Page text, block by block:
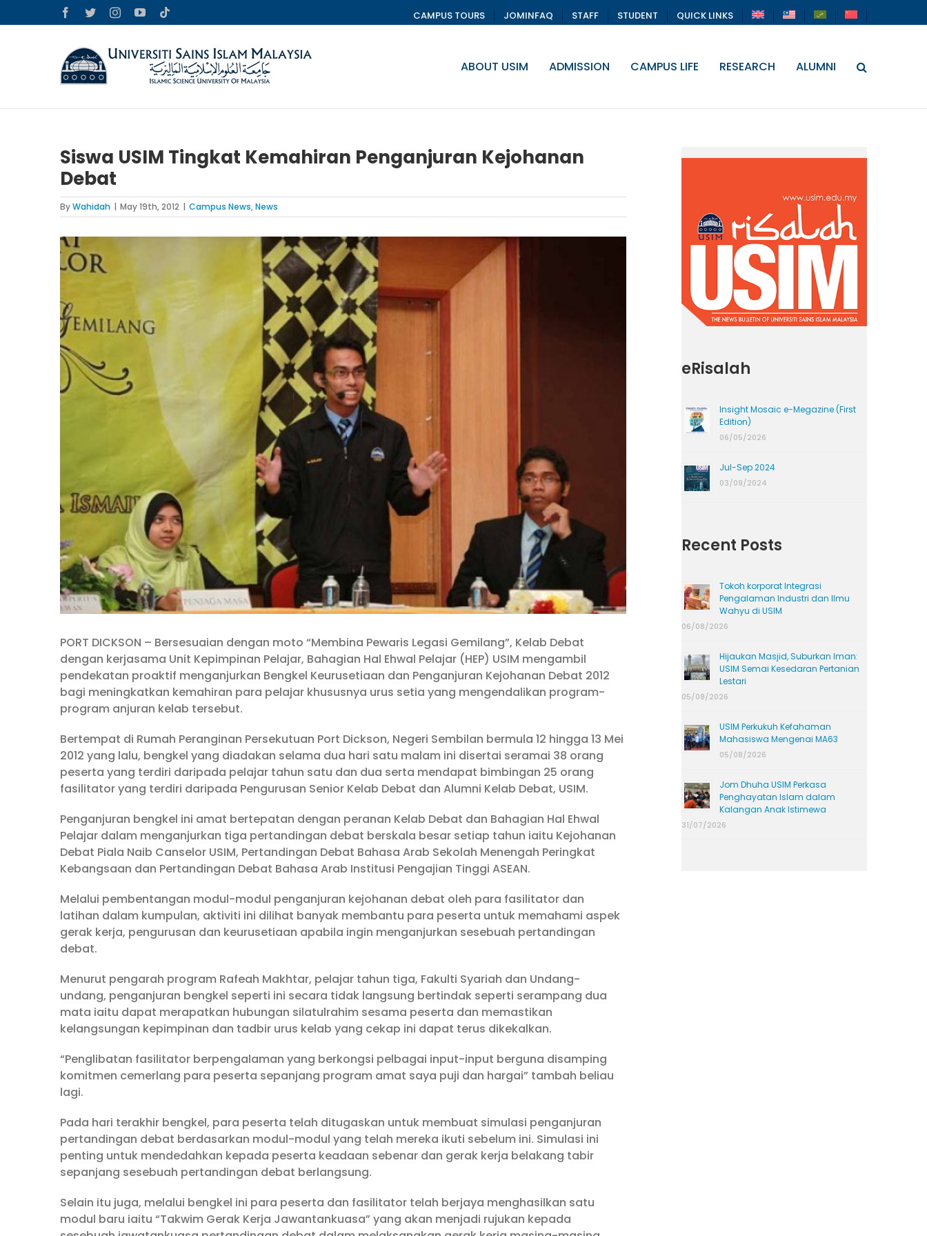
to
Facebook
TwitterInstagramYouTube CAMPUS TOURS JOMINFAQ STAFF STUDENT QUICK LINKS
ABOUT USIM ADMISSION CAMPUS LIFE RESEARCH ALUMNI
Siswa USIM Tingkat Kemahiran Penganjuran Kejohanan
Debat
ByWahidah | May 19th, 2012 | Campus News,News
View
Larger
Image
PORT DICKSON – Bersesuaian dengan moto “Membina Pewaris Legasi Gemilang”, Kelab Debat
dengan kerjasama Unit Kepimpinan Pelajar, Bahagian Hal Ehwal Pelajar (HEP) USIM mengambil
pendekatan proaktif menganjurkan Bengkel Keurusetiaan dan Penganjuran Kejohanan Debat 2012
bagi meningkatkan kemahiran para pelajar khususnya urus setia yang mengendalikan program-
program anjuran kelab tersebut.
Bertempat di Rumah Peranginan Persekutuan Port Dickson, Negeri Sembilan bermula 12 hingga 13 Mei
2012 yang lalu, bengkel yang diadakan selama dua hari satu malam ini disertai seramai 38 orang
peserta yang terdiri daripada pelajar tahun satu dan dua serta mendapat bimbingan 25 orang
fasilitator yang terdiri daripada Pengurusan Senior Kelab Debat dan Alumni Kelab Debat, USIM.
Penganjuran bengkel ini amat bertepatan dengan peranan Kelab Debat dan Bahagian Hal Ehwal
Pelajar dalam menganjurkan tiga pertandingan debat berskala besar setiap tahun iaitu Kejohanan
Debat Piala Naib Canselor USIM, Pertandingan Debat Bahasa Arab Sekolah Menengah Peringkat
Kebangsaan dan Pertandingan Debat Bahasa Arab Institusi Pengajian Tinggi ASEAN.
Melalui pembentangan modul-modul penganjuran kejohanan debat oleh para fasilitator dan
latihan dalam kumpulan, aktiviti ini dilihat banyak membantu para peserta untuk memahami aspek
gerak kerja, pengurusan dan keurusetiaan apabila ingin menganjurkan sesebuah pertandingan
debat.
Menurut pengarah program Rafeah Makhtar, pelajar tahun tiga, Fakulti Syariah dan Undang-
undang, penganjuran bengkel seperti ini secara tidak langsung bertindak seperti serampang dua
mata iaitu dapat merapatkan hubungan silatulrahim sesama peserta dan memastikan
kelangsungan kepimpinan dan tadbir urus kelab yang cekap ini dapat terus dikekalkan.
“Penglibatan fasilitator berpengalaman yang berkongsi pelbagai input-input berguna disamping
komitmen cemerlang para peserta sepanjang program amat saya puji dan hargai” tambah beliau
lagi.
Pada hari terakhir bengkel, para peserta telah ditugaskan untuk membuat simulasi penganjuran
pertandingan debat berdasarkan modul-modul yang telah mereka ikuti sebelum ini. Simulasi ini
penting untuk mendedahkan kepada peserta keadaan sebenar dan gerak kerja belakang tabir
sepanjang sesebuah pertandingan debat berlangsung.
Selain itu juga, melalui bengkel ini para peserta dan fasilitator telah berjaya menghasilkan satu
modul baru iaitu “Takwim Gerak Kerja Jawantankuasa” yang akan menjadi rujukan kepada
eRisalah
Insight Mosaic e-Megazine (First
Edition)
06/05/2026
Jul-Sep 2024
03/09/2024
Recent Posts
Tokoh korporat Integrasi
Pengalaman Industri dan Ilmu
Wahyu di USIM
06/08/2026
Hijaukan Masjid, Suburkan Iman:
USIM Semai Kesedaran Pertanian
Lestari
05/08/2026
USIM Perkukuh Kefahaman
Mahasiswa Mengenai MA63
05/08/2026
Jom Dhuha USIM Perkasa
Penghayatan Islam dalam
Kalangan Anak Istimewa
31/07/2026